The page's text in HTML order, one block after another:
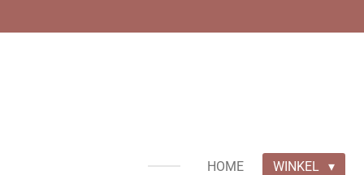
direct
HOME WINKEL